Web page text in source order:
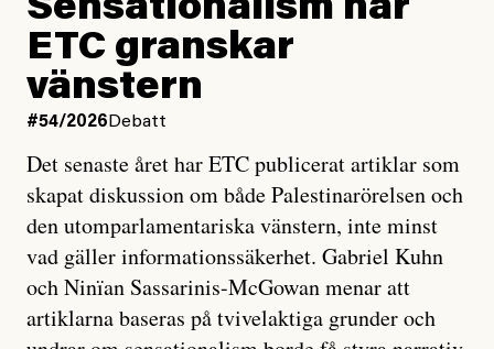
Sensationalism när
ETC granskar
vänstern
#54/2026 Debatt
Det senaste året har ETC publicerat artiklar som
skapat diskussion om både Palestinarörelsen och
den utomparlamentariska vänstern, inte minst
vad gäller informationssäkerhet. Gabriel Kuhn
och Ninïan Sassarinis-McGowan menar att
artiklarna baseras på tvivelaktiga grunder och